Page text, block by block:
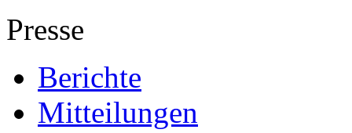
Presse
Berichte
Mitteilungen